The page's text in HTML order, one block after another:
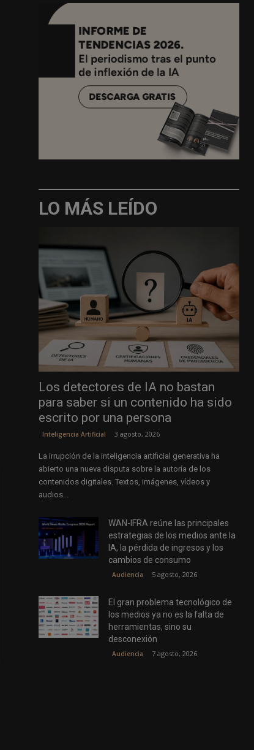
LO MÁS LEÍDO
Los detectores de IA no bastan
para saber si un contenido ha sido
escrito por una persona
Inteligencia Artificial 3 agosto, 2026
La irrupción de la inteligencia artificial generativa ha
abierto una nueva disputa sobre la autoría de los
contenidos digitales. Textos, imágenes, vídeos y
audios...
WAN-IFRA reúne las principales
estrategias de los medios ante la
IA, la pérdida de ingresos y los
cambios de consumo
Audiencia 5 agosto, 2026
El gran problema tecnológico de
los medios ya no es la falta de
herramientas, sino su
desconexión
Audiencia 7 agosto, 2026